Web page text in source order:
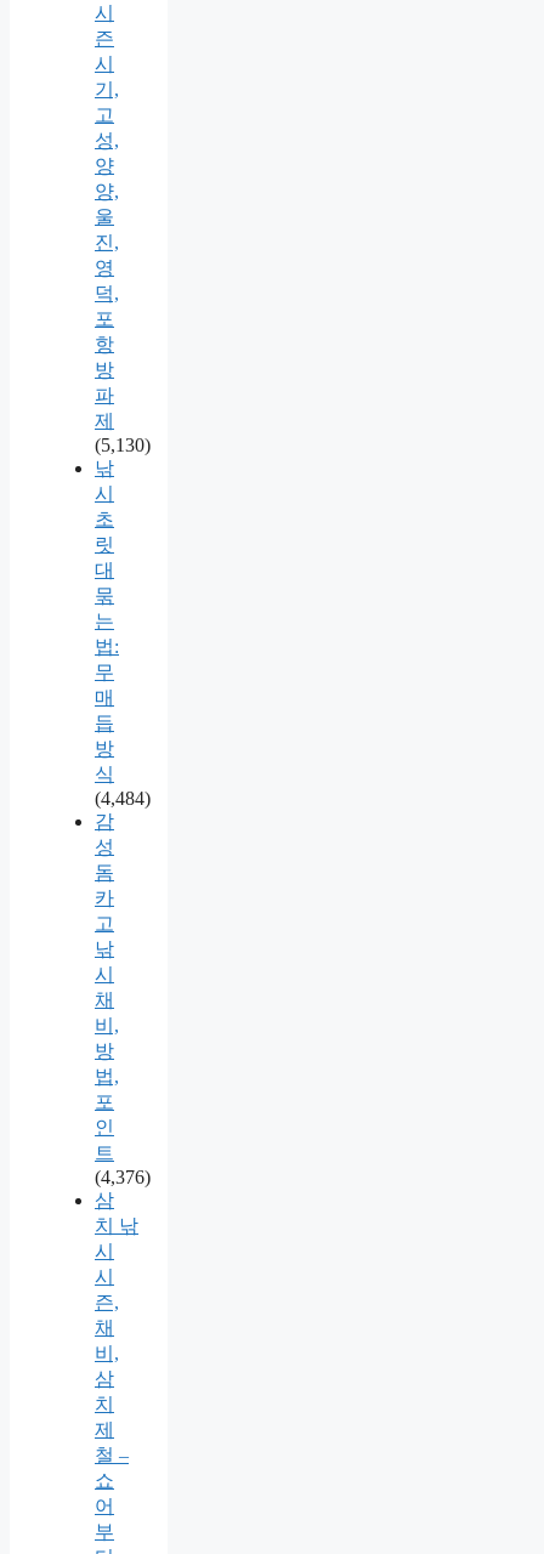
시
즌
시
기,
고
성,
양
양,
울
진,
영
덕,
포
항
방
파
제
(5,130)
낚
시
초
릿
대
묶
는
법:
무
매
듭
방
식
(4,484)
감
성
돔
카
고
낚
시
채
비,
방
법,
포
인
트
(4,376)
삼
치 낚
시
시
즌,
채
비,
삼
치
제
철 –
쇼
어
부